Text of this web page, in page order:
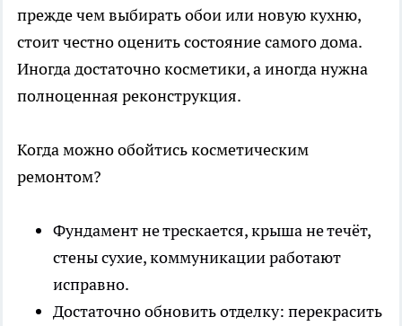
прежде чем выбирать обои или новую кухню,
стоит честно оценить состояние самого дома.
Иногда достаточно косметики, а иногда нужна
полноценная реконструкция.
Когда можно обойтись косметическим
ремонтом?
Фундамент не трескается, крыша не течёт,
стены сухие, коммуникации работают
исправно.
Достаточно обновить отделку: перекрасить